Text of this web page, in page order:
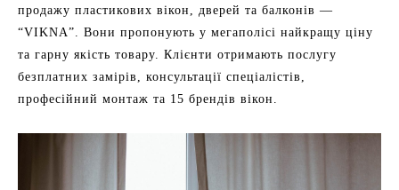
продажу пластикових вікон, дверей та балконів —
“VIKNA”. Вони пропонують у мегаполісі найкращу ціну
та гарну якість товару. Клієнти отримають послугу
безплатних замірів, консультації спеціалістів,
професійний монтаж та 15 брендів вікон.